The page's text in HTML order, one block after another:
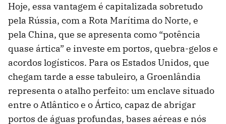
Hoje, essa vantagem é capitalizada sobretudo
pela Rússia, com a Rota Marítima do Norte, e
pela China, que se apresenta como “potência
quase ártica” e investe em portos, quebra-gelos e
acordos logísticos. Para os Estados Unidos, que
chegam tarde a esse tabuleiro, a Groenlândia
representa o atalho perfeito: um enclave situado
entre o Atlântico e o Ártico, capaz de abrigar
portos de águas profundas, bases aéreas e nós